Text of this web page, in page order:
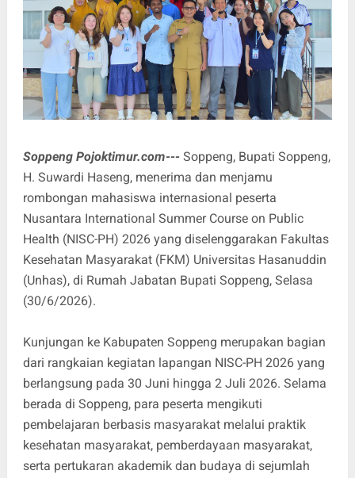
Soppeng Pojoktimur.com---Soppeng, Bupati Soppeng,
H. Suwardi Haseng, menerima dan menjamu
rombongan mahasiswa internasional peserta
Nusantara International Summer Course on Public
Health (NISC-PH) 2026 yang diselenggarakan Fakultas
Kesehatan Masyarakat (FKM) Universitas Hasanuddin
(Unhas), di Rumah Jabatan Bupati Soppeng, Selasa
(30/6/2026).
Kunjungan ke Kabupaten Soppeng merupakan bagian
dari rangkaian kegiatan lapangan NISC-PH 2026 yang
berlangsung pada 30 Juni hingga 2 Juli 2026. Selama
berada di Soppeng, para peserta mengikuti
pembelajaran berbasis masyarakat melalui praktik
kesehatan masyarakat, pemberdayaan masyarakat,
serta pertukaran akademik dan budaya di sejumlah